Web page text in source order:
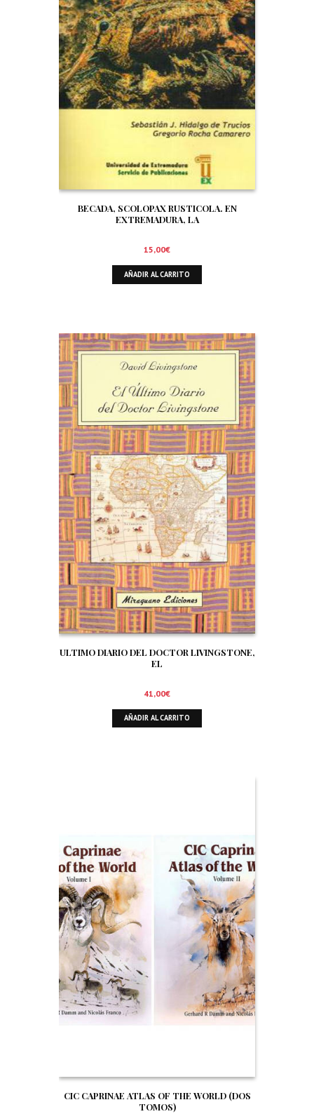
BECADA, SCOLOPAX RUSTICOLA. EN
EXTREMADURA, LA
15,00€
AÑADIR AL CARRITO
ULTIMO DIARIO DEL DOCTOR LIVINGSTONE,
EL
41,00€
AÑADIR AL CARRITO
CIC CAPRINAE ATLAS OF THE WORLD (DOS
TOMOS)